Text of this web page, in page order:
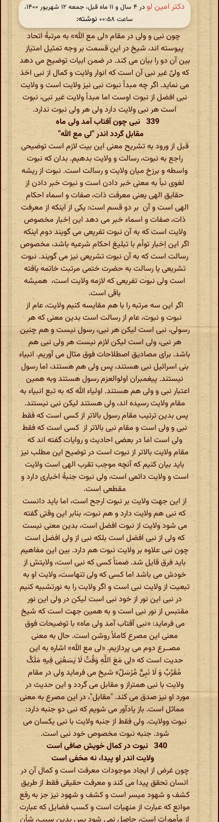
دکتر امین لو
در ‫۴ سال و ۱۱ ماه قبل، جمعه ۱۲ شهریور ۱۴۰۰،
ساعت ۰۰:۵۸
نوشته:
چون نبی و ولی در مقام «لی مع الله» به مرتبۀ اتحاد
پیوسته اند، شیخ در این قسمت بر وجه تمثیل امتیاز
بین آن دو را بیان می کند. در ضمن ابیات توضیح می دهد
که ولیِّ غیر نبی آن است که انوار ولایت و کمال از نبی اخذ
می نماید. اگر چه مبدأ نبوت نبی نیز ولایت است و ولایت
نبی افضل از نبوت اوست اما مبدأ ولایت غیر نبی، نبوت
است هر نبی ولایت دارد ولی هر ولی نبوت ندارد.
339 نبی چون آفتاب آمد ولی ماه
مقابل گردد اندر "لی مع الله"
قبل از ورود به تشریح معنی این بیت لازم است توضیحی
راجع به نبوت، رسالت و ولایت بدهیم. بدان که نبوت
واسطه و برزخ میان ولایت و رسالت است. نبوت از ریشه
لغوی نبأ به معنی خبر دادن است و نبوت خبر دادن از
حقایق الهی یعنی معرفت ذات، صفات و اسماء احکام
الهی است و آن بر دو قسم است: یکی از اینکه از معرفت
ذات، صفات و اسماء خبر می دهد این اِخبار مخصوص
ولایت است که به آن نبوت تفریعی می گویند دوم اینکه
اگر این اِخبار توأم با تبلیغ احکام شرعیه باشد، مخصوص
رسالت است که به آن نبوت تشریعی نیز می گویند. نبوت
تشریعی یا رسالت به حضرت ختمی مرتبت خاتمه یافته
است ولی نبوت تفریعی که لازمه ولایت است، همیشه
باقی است.
اگر این سه مرتبه را با هم مقایسه کنیم ولایت، عام از
نبوت و نبوت، عام از رسالت است بدین معنی که هر
رسولی، نبی است لیکن هر نبی، رسول نیست و هم چنین
هر نبی، ولی است لیکن لازم نیست هر ولی نبی هم
باشد. برای مصادیق اصطلاحات فوق مثال می آوریم. انبیاء
بنی اسرائیل نبی هستند، پس ولی هم هستند، اما رسول
نیستند. پیغمبران اولوالعزم رسول هستند وبه همین
اعتبار نبی و ولی هم هستند. اولیاء الله که به تبع انبیاء به
مقام ولایت رسیده اند، ولی هستند لیکن نبی نیستند.
پس بدین ترتیب مقام رسول بالاتر از کسی است که فقط
نبی و ولی است و مقام نبی بالاتر از کسی است که فقط
ولی است اما در بعضی احادیث و روایات گفته اند که
مقام ولایت بالاتر از نبوت است در توضیح این مطلب نیز
باید بیان کنیم که آنچه موجب تقرب الهی است ولایت
است و ولایت دائمی است، ولی نبوت جنبۀ اخباری دارد و
مقطعی است.
از این جهت ولایت بر نبوت ارجح است، اما باید دانست
که نبی هم ولایت دارد و هم نبوت، بنابر این وقتی گفته
می شود ولایت از نبوت افضل است، بدین معنی نیست
که ولی از نبی افضل است بلکه نبی از ولی افضل است
چون نبی علاوه بر ولایت نبوت هم دارد. بین این مفاهیم
باید فرق قایل شد. ضمناً کسی که نبی است، ولایتش از
خودش می باشد اما کسی که ولی تنهاست، ولایت او به
تبعیت از ولایت نبی است و اگر ولایت را به نورتشبیه کنیم
در نبی این نور از خود نبی است لیکن در ولی این نور
مقتبس از نور نبی است و به همین جهت است که شیخ
می فرماید: «نبی آفتاب آمد ولی ماه» با توضیحات فوق
معنی این مصرع کاملاً روشن است. حال به معنی
مصــرع دوم می پردازیم. «لی مع الله» اشاره به این
حدیت است که «لِی مَعَ اللَّهِ وَقْتٌ لَا یَسَعُنِی فِیهِ مَلَکٌ
مُقَرَّبٌ وَ لَا نَبِیٌّ مُرْسَلٌ» شیخ می فرماید ولی در مقام
ولایت با نبی همتراز و مقابل می گردد و این حدیث در
مورد او نیز صدق می کند. "مقابل"، در این مصرع به معنی
مماثل است. باز یادآور می شویم که نبی دو جنبه دارد:
نبوت وولایت. ولی فقط از جنبه ولایت با نبی یکسان می
شود. جنبه نبوت مخصوص خود نبی است.
340 نبوت در کمال خویش صافی است
ولایت اندر او پیدا، نه مخفی است
چون غرض از ایجاد موجودات معرفت است و کمال آن در
انسان تحقق پیدا می کند و معرفت حقیقی فقط از طریق
کشف و شهود میسر است و کشف و شهود نیز جز به رفع
موانع که عبارت از منهیات است و کسب فضایل که عبارت